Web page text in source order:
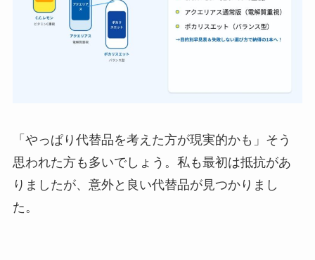
「やっぱり代替品を考えた方が現実的かも」そう
思われた方も多いでしょう。私も最初は抵抗があ
りましたが、意外と良い代替品が見つかりまし
た。